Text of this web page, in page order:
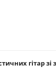
гітар